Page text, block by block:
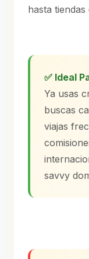
hasta
✅ Ideal
Ya usas
buscas
viajas
savvy